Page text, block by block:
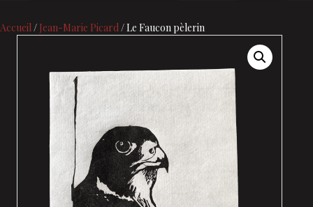
Accueil / Jean-Marie Picard / Le Faucon pèlerin